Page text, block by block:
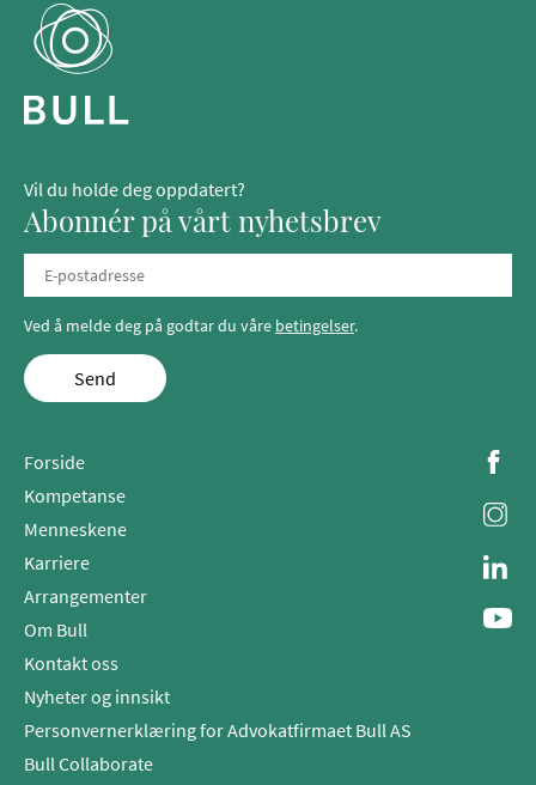
Vil du holde deg oppdatert?
Abonnér på vårt nyhetsbrev
Ved å melde deg på godtar du våre betingelser.
Send
Forside
Kompetanse
Menneskene
Karriere
Arrangementer
Om Bull
Kontakt oss
Nyheter og innsikt
Personvernerklæring for Advokatfirmaet Bull AS
Bull Collaborate